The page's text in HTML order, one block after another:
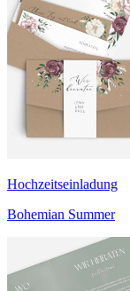
Hochzeitseinladung
Bohemian Summer